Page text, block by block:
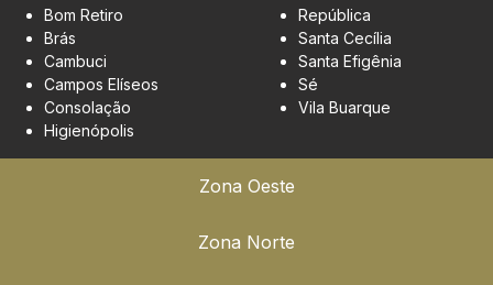
Zona Oeste
Zona Norte
Bom Retiro
Brás
Cambuci
Campos Elíseos
Consolação
Higienópolis
República
Santa Cecília
Santa Efigênia
Sé
Vila Buarque